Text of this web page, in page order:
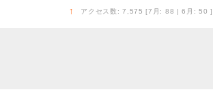
↑ アクセス数: 7,575 [7月: 88 | 6月: 50 ]